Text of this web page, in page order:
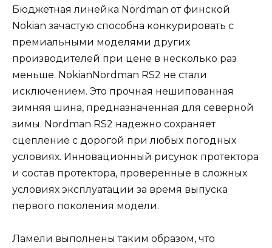
Бюджетная линейка Nordman от финской
Nokian зачастую способна конкурировать с
премиальными моделями других
производителей при цене в несколько раз
меньше. NokianNordman RS2 не стали
исключением. Это прочная нешипованная
зимняя шина, предназначенная для северной
зимы. Nordman RS2 надежно сохраняет
сцепление с дорогой при любых погодных
условиях. Инновационный рисунок протектора
и состав протектора, проверенные в сложных
условиях эксплуатации за время выпуска
первого поколения модели.
Ламели выполнены таким образом, что